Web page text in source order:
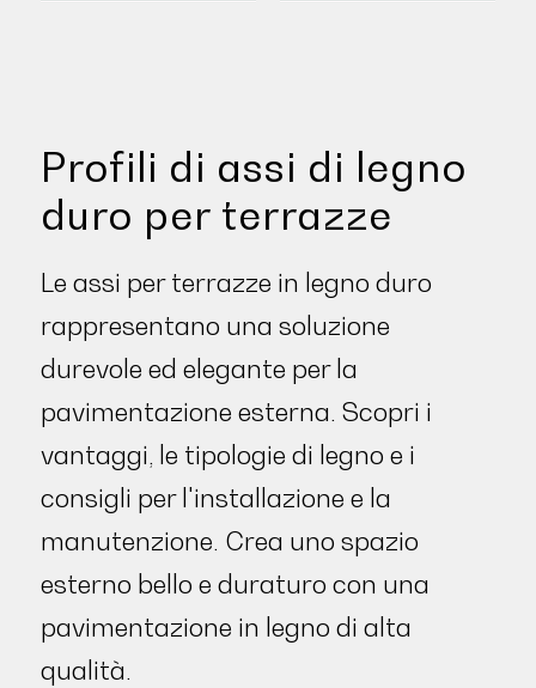
Profili di assi di legno
duro per terrazze
Le assi per terrazze in legno duro
rappresentano una soluzione
durevole ed elegante per la
pavimentazione esterna. Scopri i
vantaggi, le tipologie di legno e i
consigli per l'installazione e la
manutenzione. Crea uno spazio
esterno bello e duraturo con una
pavimentazione in legno di alta
qualità.